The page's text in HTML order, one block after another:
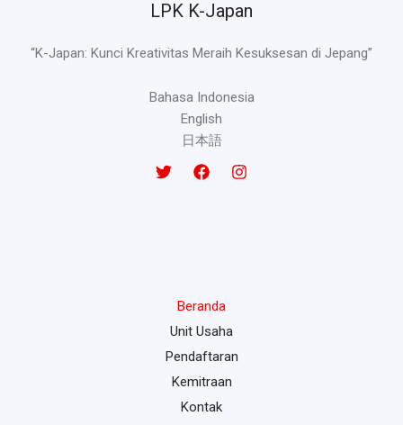
LPK K-Japan
“K-Japan: Kunci Kreativitas Meraih Kesuksesan di Jepang”
Bahasa Indonesia
English
日本語
Beranda
Unit Usaha
Pendaftaran
Kemitraan
Kontak